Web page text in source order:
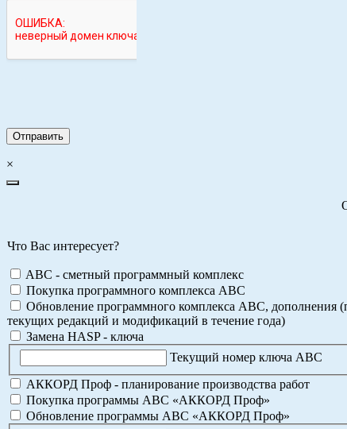
×
Что Вас интересует?
ABC - сметный программный комплекс
Покупка программного комплекса АВС
Обновление программного комплекса АВС, дополнения
текущих редакций и модификаций в течение года)
Замена HASP - ключа
Текущий номер ключа АВС
АККОРД Проф - планирование производства работ
Покупка программы АВС «АККОРД Проф»
Обновление программы АВС «АККОРД Проф»